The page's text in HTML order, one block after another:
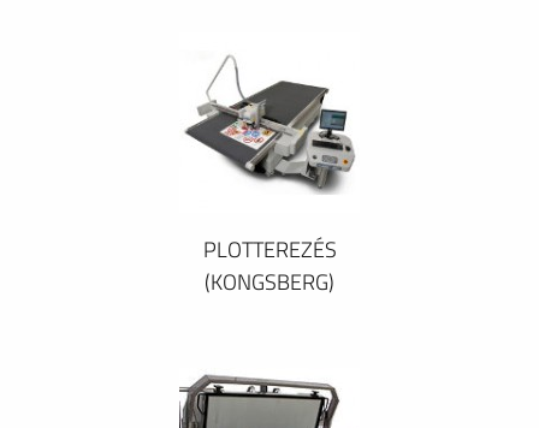
PLOTTEREZÉS
(KONGSBERG)